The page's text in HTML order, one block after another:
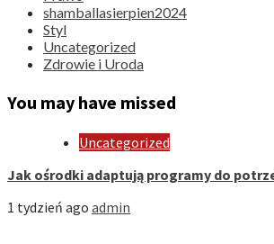
shamballasierpien2024
Styl
Uncategorized
Zdrowie i Uroda
You may have missed
Uncategorized
Jak ośrodki adaptują programy do
1 tydzień ago admin